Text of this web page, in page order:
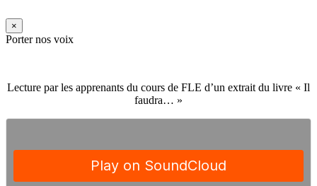
×
Porter nos voix
Lecture par les apprenants du cours de FLE d’un extrait du livre « Il
faudra… »